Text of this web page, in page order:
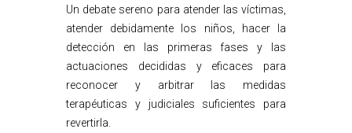
Un debate sereno para atender las víctimas,
atender debidamente los niños, hacer la
detección en las primeras fases y las
actuaciones decididas y eficaces para
reconocer y arbitrar las medidas
terapéuticas y judiciales suficientes para
revertirla.